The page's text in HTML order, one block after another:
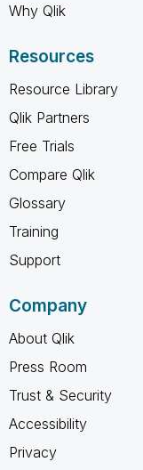
Why Qlik
Resources
Resource Library
Qlik Partners
Free Trials
Compare Qlik
Glossary
Training
Support
Company
About Qlik
Press Room
Trust & Security
Accessibility
Privacy